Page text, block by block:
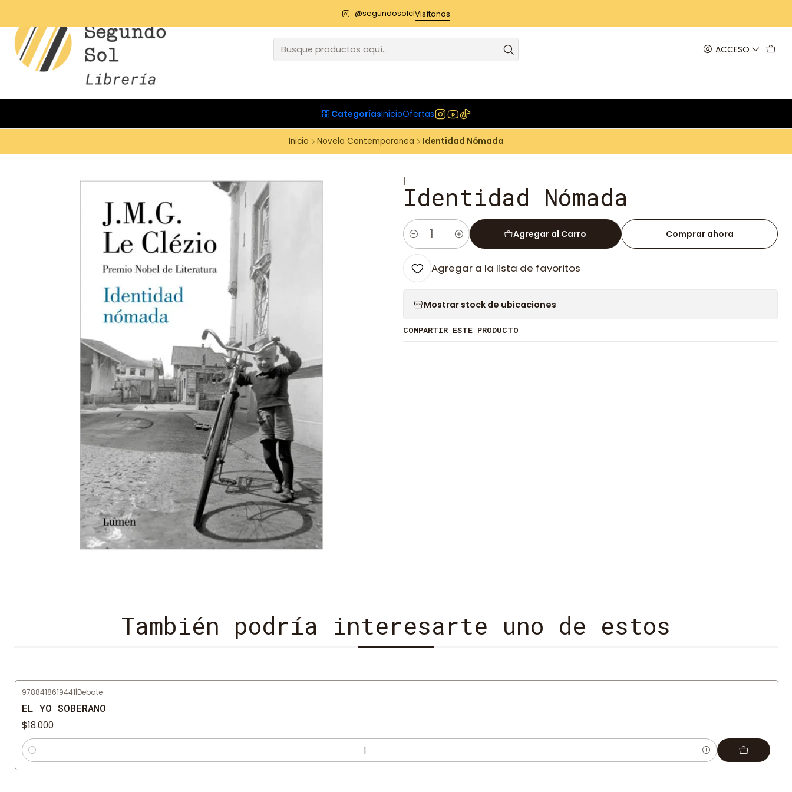
ACCESO
CategoríasInicioOfertas
@segundosolclVisítanos
Inicio Novela Contemporanea Identidad Nómada
|
Identidad Nómada
Cantidad
Agregar al Carro Comprar ahora
Agregar a la lista de favoritos
Mostrar stock de ubicaciones
COMPARTIR ESTE PRODUCTO
También podría interesarte uno de estos
9788418619441|Debate
EL YO SOBERANO
$18.000
Cantidad